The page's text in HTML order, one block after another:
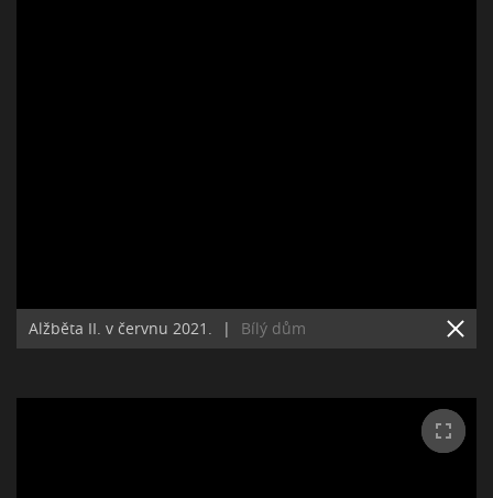
Alžběta II. v červnu 2021. | Bílý dům